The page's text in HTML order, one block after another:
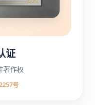
证
著作权
号